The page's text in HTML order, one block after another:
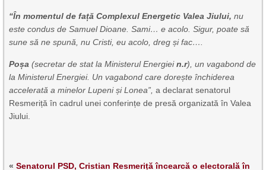
“În momentul de față Complexul Energetic Valea Jiului, nu
este condus de Samuel Dioane. Sami… e acolo. Sigur, poate să
sune să ne spună, nu Cristi, eu acolo, dreg și fac….
Poșa(secretar de statla Ministerul Energiein.r) , un vagabond de
la Ministerul Energiei. Un vagabond care dorește închiderea
accelerată a minelor Lupeni și Lonea”, a declarat senatorul
Resmeriță în cadrul unei conferințe de presă organizată în Valea
Jiului.
«Senatorul PSD, Cristian Resmeriță încearcă o electorală în